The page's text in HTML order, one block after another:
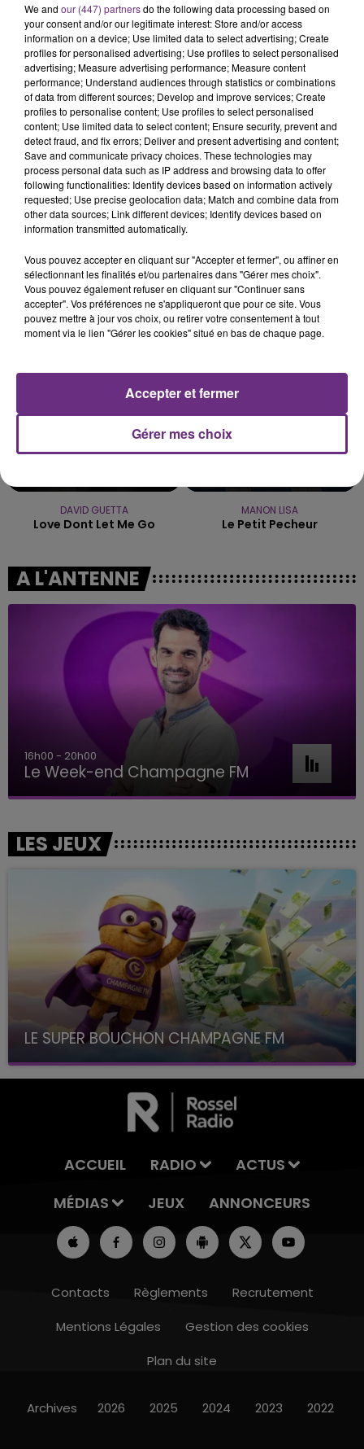
C'était l'une des institutions du centre-ville
rémois. Le magasin JouéClub est contraint de
fermer ses portes.
TITRES DIFFUSÉS
18h53
18h53
LEWIS CAPALDI
Forget Me
18h48
18h48
OLIVIA RODRIGO
Stupid Song
DAVID GUETTA
Love Dont Let Me Go
MANON LISA
Le Petit Pecheur
A L'ANTENNE
16h00 - 20h00
Le Week-end Champagne FM
LES JEUX
LE SUPER BOUCHON CHAMPAGNE FM
avec La Famille Champagne FM, à 8H10
ACCUEIL RADIO
ACTUS
MÉDIAS
JEUX ANNONCEURS
Contacts Règlements
Recrutement
Mentions Légales
Gestion des cookies
Plan du site
Archives 2026 2025 2024 2023 2022
We and our (447) partnersdo the following data processing based on
your consent and/or our legitimate interest: Store and/or access
information on a device; Use limited data to select advertising; Create
profiles for personalised advertising; Use profiles to select personalised
advertising; Measure advertising performance; Measure content
performance; Understand audiences through statistics or combinations
of data from different sources; Develop and improve services; Create
profiles to personalise content; Use profiles to select personalised
content; Use limited data to select content; Ensure security, prevent and
detect fraud, and fix errors; Deliver and present advertising and content;
Save and communicate privacy choices. These technologies may
process personal data such as IP address and browsing data to offer
following functionalities: Identify devices based on information actively
requested; Use precise geolocation data; Match and combine data from
other data sources; Link different devices; Identify devices based on
information transmitted automatically.
Vous pouvez accepter en cliquant sur "Accepter et fermer", ou affiner en
sélectionnant les finalités et/ou partenaires dans "Gérer mes choix".
Vous pouvez également refuser en cliquant sur "Continuer sans
accepter". Vos préférences ne s'appliqueront que pour ce site. Vous
pouvez mettre à jour vos choix, ou retirer votre consentement à tout
moment via le lien "Gérer les cookies" situé en bas de chaque page.
Gérer mes choix
Accepter et fermer